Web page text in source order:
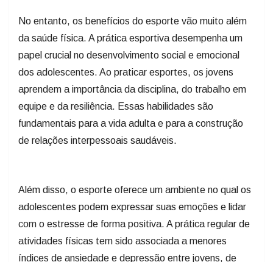
No entanto, os benefícios do esporte vão muito além
da saúde física. A prática esportiva desempenha um
papel crucial no desenvolvimento social e emocional
dos adolescentes. Ao praticar esportes, os jovens
aprendem a importância da disciplina, do trabalho em
equipe e da resiliência. Essas habilidades são
fundamentais para a vida adulta e para a construção
de relações interpessoais saudáveis.
Além disso, o esporte oferece um ambiente no qual os
adolescentes podem expressar suas emoções e lidar
com o estresse de forma positiva. A prática regular de
atividades físicas tem sido associada a menores
índices de ansiedade e depressão entre jovens, de